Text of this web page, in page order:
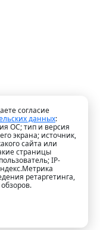
ни было форме без
согласие
данных:
ОС; тип и версия
экрана; источник,
сайта или
страницы
IP-
ретаргетинга,